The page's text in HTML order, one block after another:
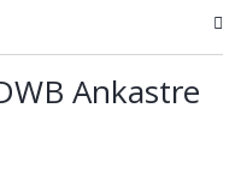
Ankastre